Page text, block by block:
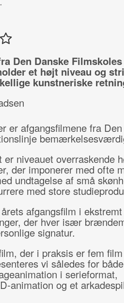
Den Danske Filmskoles
et højt niveau og
kunstneriske
er afgangsfilmene fra
er niveauet overraskende
der imponerer med ofte
undtagelse af små
med store
afgangsfilm i
der hver især
signatur.
der i praksis er fem
vi således for
i serieformat,
animation og et